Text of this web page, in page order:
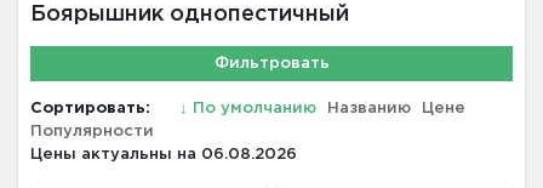
Боярышник однопестичный
Фильтровать
Сортировать: ↓ По умолчанию Названию
Цене
Популярности
Цены актуальны на 06.08.2026